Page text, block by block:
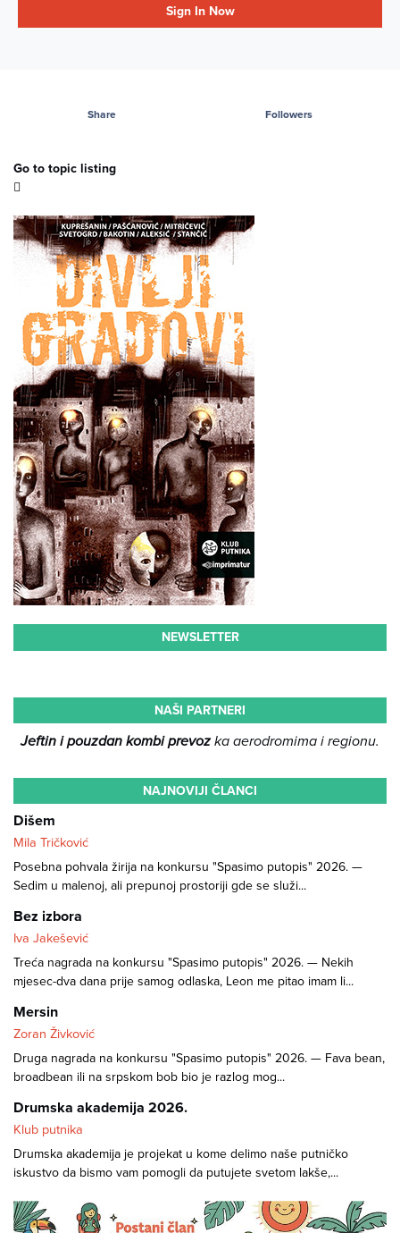
Sign In Now
Share Followers
Go to topic listing
NEWSLETTER
NAŠI PARTNERI
Jeftin i pouzdan kombi prevozka aerodromima i regionu.
NAJNOVIJI ČLANCI
Dišem
Mila Tričković
Posebna pohvala žirija na konkursu "Spasimo putopis" 2026. —
Sedim u malenoj, ali prepunoj prostoriji gde se služi...
Bez izbora
Iva Jakešević
Treća nagrada na konkursu "Spasimo putopis" 2026. — Nekih
mjesec-dva dana prije samog odlaska, Leon me pitao imam li...
Mersin
Zoran Živković
Druga nagrada na konkursu "Spasimo putopis" 2026. — Fava bean,
broadbean ili na srpskom bob bio je razlog mog...
Drumska akademija 2026.
Klub putnika
Drumska akademija je projekat u kome delimo naše putničko
iskustvo da bismo vam pomogli da putujete svetom lakše,...